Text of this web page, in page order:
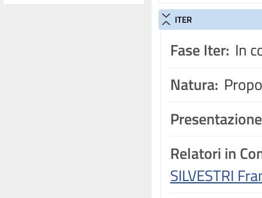
ITER
Fase Iter: In
Natura:
Relatori in
SILVESTRI